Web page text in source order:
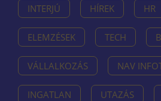
INTERJÚ HÍREK HR
ELEMZÉSEK TECH
VÁLLALKOZÁS NAV
INGATLAN UTAZÁS